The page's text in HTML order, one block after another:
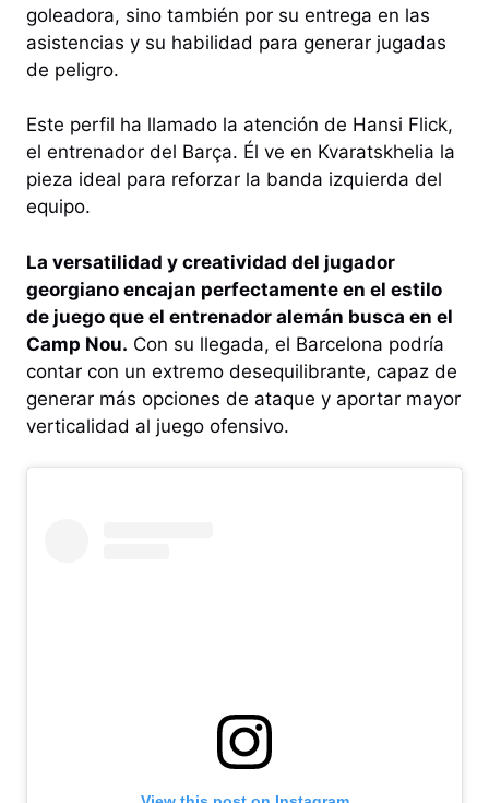
goleadora, sino también por su entrega en las
asistencias y su habilidad para generar jugadas
de peligro.
Este perfil ha llamado la atención de Hansi Flick,
el entrenador del Barça. Él ve en Kvaratskhelia la
pieza ideal para reforzar la banda izquierda del
equipo.
La versatilidad y creatividad del jugador
georgiano encajan perfectamente en el estilo
de juego que el entrenador alemán busca en el
Camp Nou. Con su llegada, el Barcelona podría
contar con un extremo desequilibrante, capaz de
generar más opciones de ataque y aportar mayor
verticalidad al juego ofensivo.